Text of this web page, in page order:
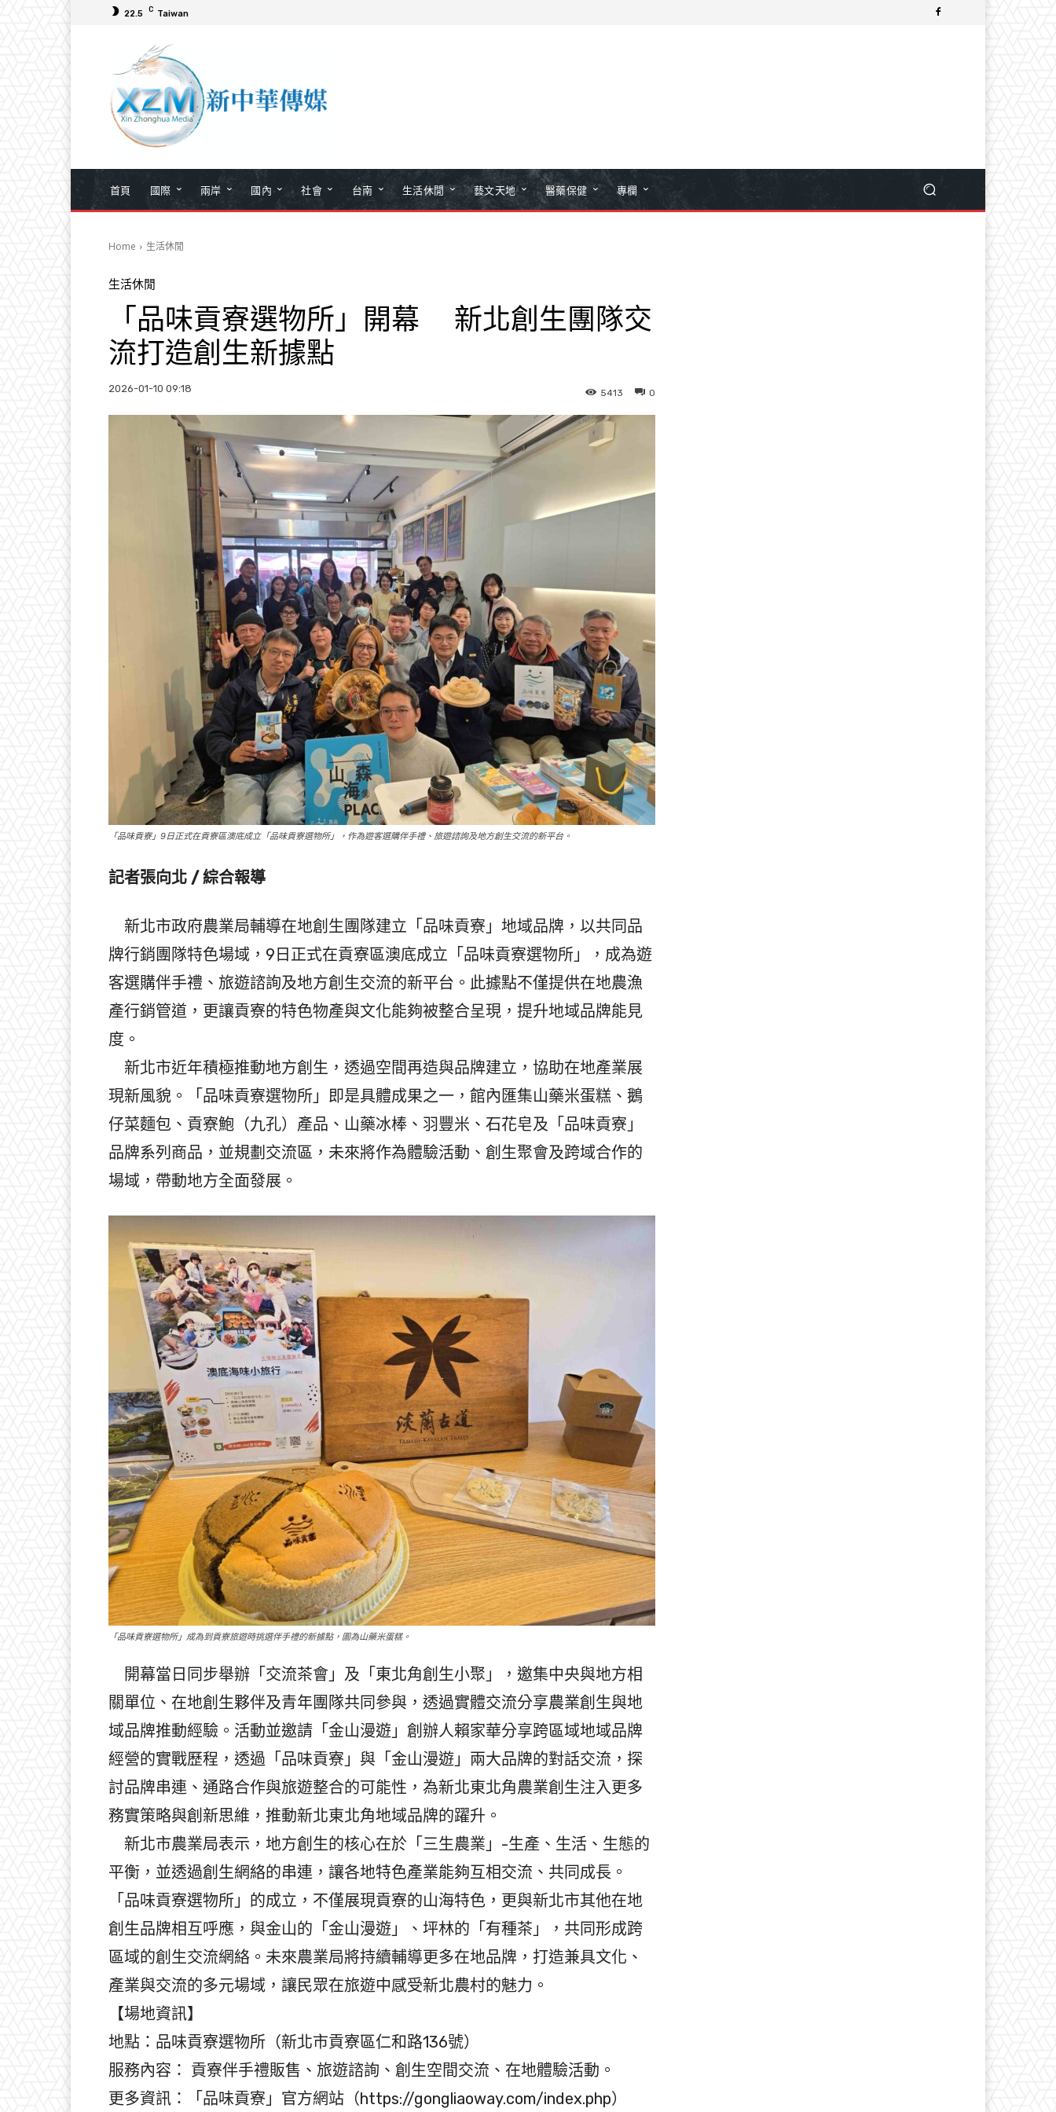
22.5 C Taiwan
首頁 國際 兩岸 國內 社會 台南 生活休閒 藝文天地 醫藥保健 專欄
Home 生活休閒
生活休閒
「品味貢寮選物所」開幕 新北創生團隊交
流打造創生新據點
2026-01-10 09:18 0
5413
「品味貢寮」9日正式在貢寮區澳底成立「品味貢寮選物所」，作為遊客選購伴手禮、旅遊諮詢及地方創生交流的新平台。
記者張向北 / 綜合報導
新北市政府農業局輔導在地創生團隊建立「品味貢寮」地域品牌，以共同品
牌行銷團隊特色場域，9日正式在貢寮區澳底成立「品味貢寮選物所」，成為遊
客選購伴手禮、旅遊諮詢及地方創生交流的新平台。此據點不僅提供在地農漁
產行銷管道，更讓貢寮的特色物產與文化能夠被整合呈現，提升地域品牌能見
度。
新北市近年積極推動地方創生，透過空間再造與品牌建立，協助在地產業展
現新風貌。「品味貢寮選物所」即是具體成果之一，館內匯集山藥米蛋糕、鵝
仔菜麵包、貢寮鮑（九孔）產品、山藥冰棒、羽豐米、石花皂及「品味貢寮」
品牌系列商品，並規劃交流區，未來將作為體驗活動、創生聚會及跨域合作的
場域，帶動地方全面發展。
「品味貢寮選物所」成為到貢寮旅遊時挑選伴手禮的新據點，圖為山藥米蛋糕。
開幕當日同步舉辦「交流茶會」及「東北角創生小聚」，邀集中央與地方相
關單位、在地創生夥伴及青年團隊共同參與，透過實體交流分享農業創生與地
域品牌推動經驗。活動並邀請「金山漫遊」創辦人賴家華分享跨區域地域品牌
經營的實戰歷程，透過「品味貢寮」與「金山漫遊」兩大品牌的對話交流，探
討品牌串連、通路合作與旅遊整合的可能性，為新北東北角農業創生注入更多
務實策略與創新思維，推動新北東北角地域品牌的躍升。
新北市農業局表示，地方創生的核心在於「三生農業」-生產、生活、生態的
平衡，並透過創生網絡的串連，讓各地特色產業能夠互相交流、共同成長。
「品味貢寮選物所」的成立，不僅展現貢寮的山海特色，更與新北市其他在地
創生品牌相互呼應，與金山的「金山漫遊」、坪林的「有種茶」，共同形成跨
區域的創生交流網絡。未來農業局將持續輔導更多在地品牌，打造兼具文化、
產業與交流的多元場域，讓民眾在旅遊中感受新北農村的魅力。
【場地資訊】
地點：品味貢寮選物所（新北市貢寮區仁和路136號）
服務內容： 貢寮伴手禮販售、旅遊諮詢、創生空間交流、在地體驗活動。
更多資訊：「品味貢寮」官方網站（https://gongliaoway.com/index.php）